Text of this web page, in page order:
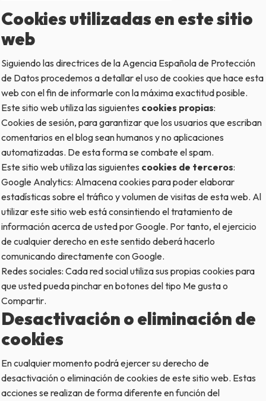
Cookies utilizadas en este sitio
web
Siguiendo las directrices de la Agencia Española de Protección
de Datos procedemos a detallar el uso decookies que hace esta
web con el fin de informarle con la máxima exactitud posible.
Este sitio web utiliza las siguientes cookies propias:
Cookies de sesión, para garantizar que los usuarios que escriban
comentarios en el blog sean humanos y no aplicaciones
automatizadas. De esta forma se combate elspam.
Este sitio web utiliza las siguientes cookies de terceros:
Google Analytics: Almacenacookies para poder elaborar
estadísticas sobre el tráfico y volumen de visitas de esta web. Al
utilizar este sitio web está consintiendo el tratamiento de
información acerca de usted por Google. Por tanto, el ejercicio
de cualquier derecho en este sentido deberá hacerlo
comunicando directamente con Google.
Redes sociales: Cada red social utiliza sus propiascookies para
que usted pueda pinchar en botones del tipo Me gustao
Compartir.
Desactivación o eliminación de
cookies
En cualquier momento podrá ejercer su derecho de
desactivación o eliminación de cookies de este sitio web. Estas
acciones se realizan de forma diferente en función del